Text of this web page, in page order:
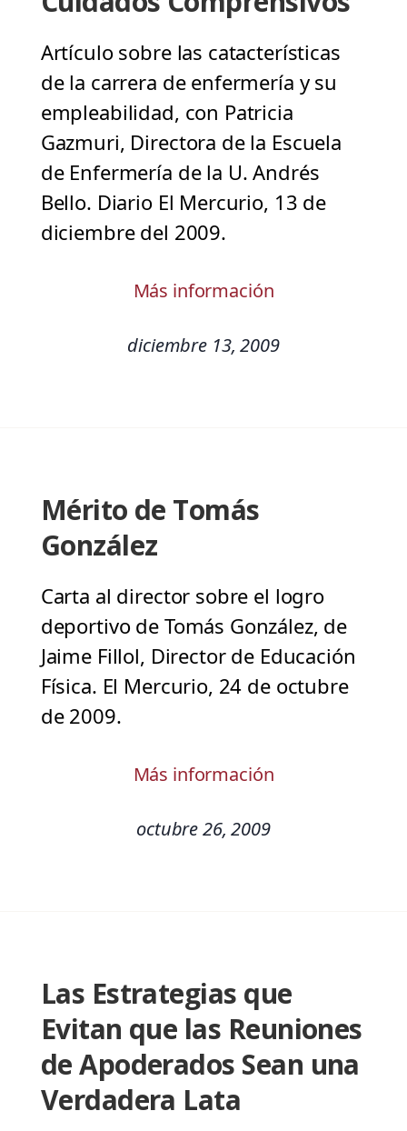
Artículo sobre las catacterísticas
de la carrera de enfermería y su
empleabilidad, con Patricia
Gazmuri, Directora de la Escuela
de Enfermería de la U. Andrés
Bello. Diario El Mercurio, 13 de
diciembre del 2009.
Más información
diciembre 13, 2009
Mérito de Tomás
González
Carta al director sobre el logro
deportivo de Tomás González, de
Jaime Fillol, Director de Educación
Física. El Mercurio, 24 de octubre
de 2009.
Más información
octubre 26, 2009
Las Estrategias que
Evitan que las Reuniones
de Apoderados Sean una
Verdadera Lata